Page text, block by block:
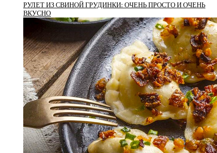
РУЛЕТ ИЗ СВИНОЙ ГРУДИНКИ: ОЧЕНЬ ПРОСТО И ОЧЕНЬ
ВКУСНО